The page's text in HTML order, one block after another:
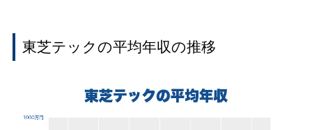
東芝テックの平均年収の推移